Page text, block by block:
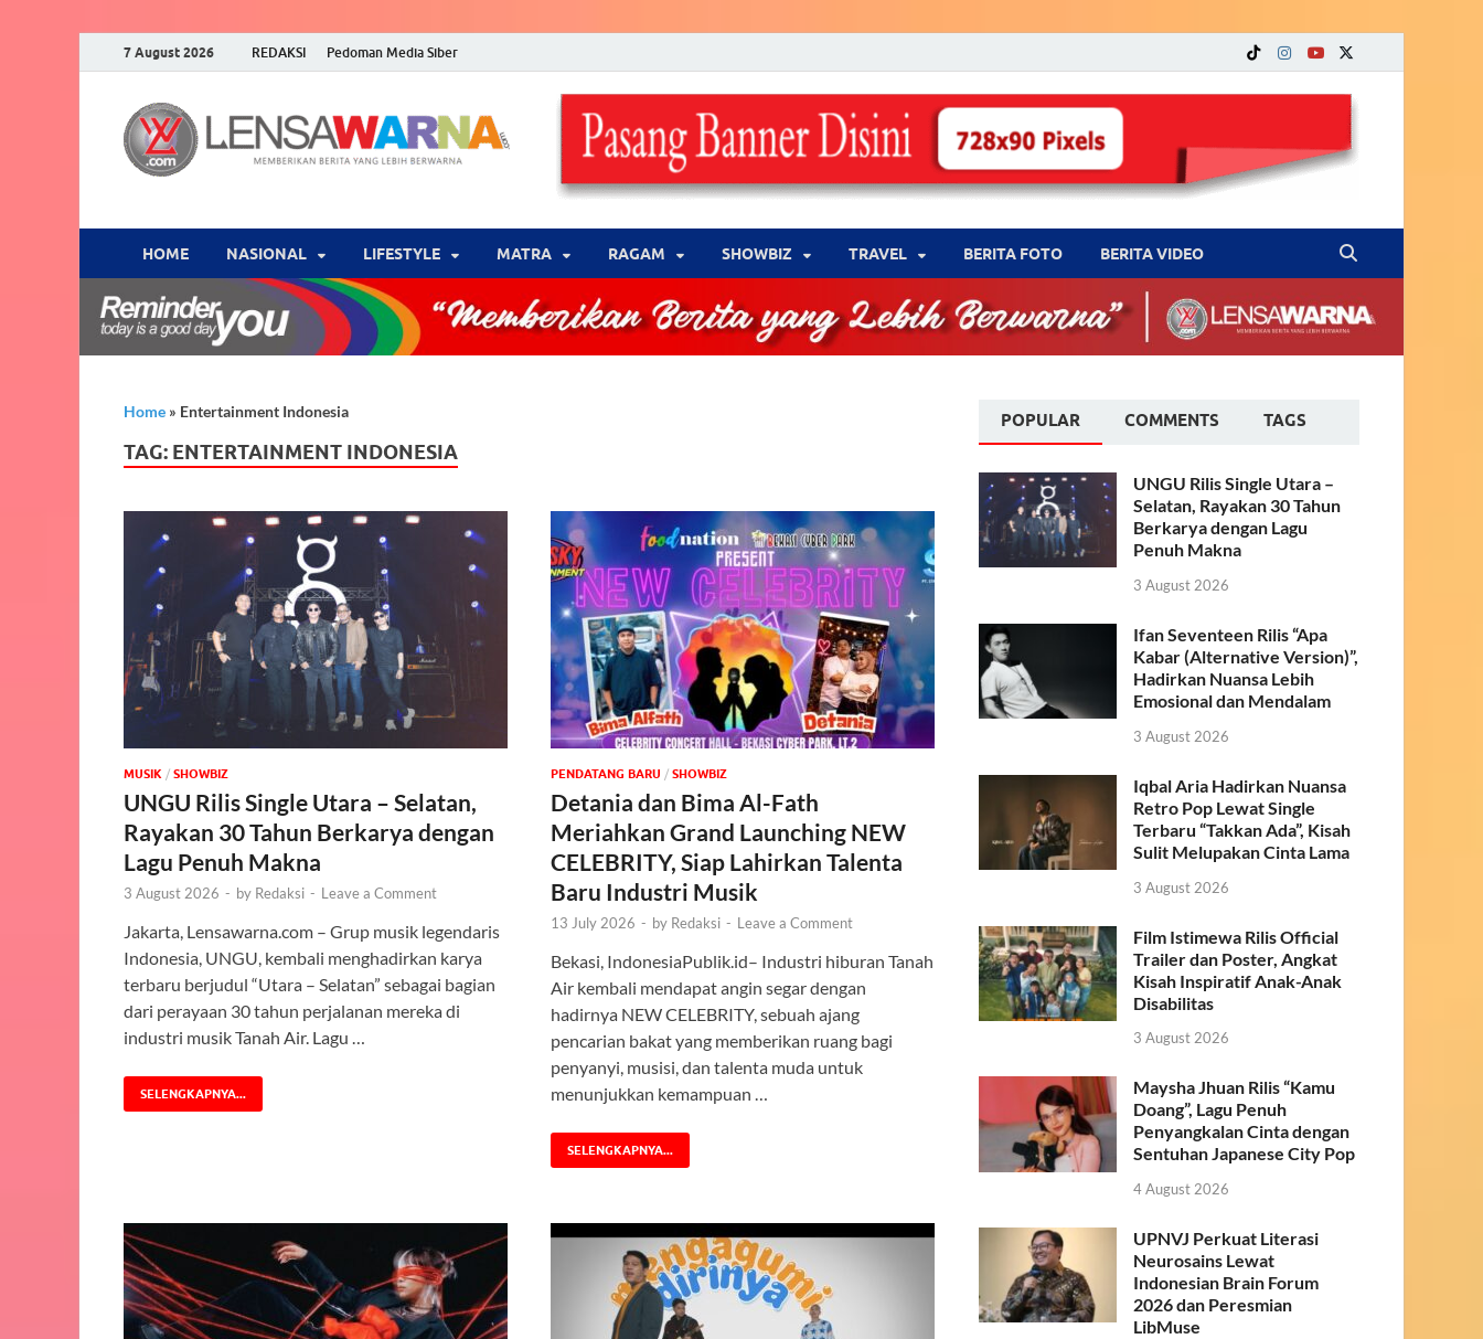
7 August 2026 REDAKSI Pedoman Media Siber
LENSA WARNA .com
Memberikan Berita yang Lebih Berwarna
HOME NASIONAL ‎LIFESTYLE MATRA ‎RAGAM ‎SHOWBIZ ‎TRAVEL BERITA FOTO BERITA VIDEO
Home » Entertainment Indonesia
TAG: ENTERTAINMENT INDONESIA
MUSIK / ‎SHOWBIZ
UNGU Rilis Single Utara – Selatan,
Rayakan 30 Tahun Berkarya dengan
Lagu Penuh Makna
3 August 2026 - by Redaksi - Leave a Comment
Jakarta, Lensawarna.com – Grup musik legendaris
Indonesia, UNGU, kembali menghadirkan karya
terbaru berjudul “Utara – Selatan” sebagai bagian
dari perayaan 30 tahun perjalanan mereka di
industri musik Tanah Air. Lagu …
SELENGKAPNYA...
PENDATANG BARU / ‎SHOWBIZ
Detania dan Bima Al-Fath
Meriahkan Grand Launching NEW
CELEBRITY, Siap Lahirkan Talenta
Baru Industri Musik
13 July 2026 - by Redaksi - Leave a Comment
Bekasi, IndonesiaPublik.id– Industri hiburan Tanah
Air kembali mendapat angin segar dengan
hadirnya NEW CELEBRITY, sebuah ajang
pencarian bakat yang memberikan ruang bagi
penyanyi, musisi, dan talenta muda untuk
menunjukkan kemampuan …
SELENGKAPNYA...
POPULAR COMMENTS TAGS
UNGU Rilis Single Utara –
Selatan, Rayakan 30 Tahun
Berkarya dengan Lagu
Penuh Makna
3 August 2026
Ifan Seventeen Rilis “Apa
Kabar (Alternative Version)”,
Hadirkan Nuansa Lebih
Emosional dan Mendalam
3 August 2026
Iqbal Aria Hadirkan Nuansa
Retro Pop Lewat Single
Terbaru “Takkan Ada”, Kisah
Sulit Melupakan Cinta Lama
3 August 2026
Film Istimewa Rilis Official
Trailer dan Poster, Angkat
Kisah Inspiratif Anak-Anak
Disabilitas
3 August 2026
Maysha Jhuan Rilis “Kamu
Doang”, Lagu Penuh
Penyangkalan Cinta dengan
Sentuhan Japanese City Pop
4 August 2026
UPNVJ Perkuat Literasi
Neurosains Lewat
Indonesian Brain Forum
2026 dan Peresmian
LibMuse